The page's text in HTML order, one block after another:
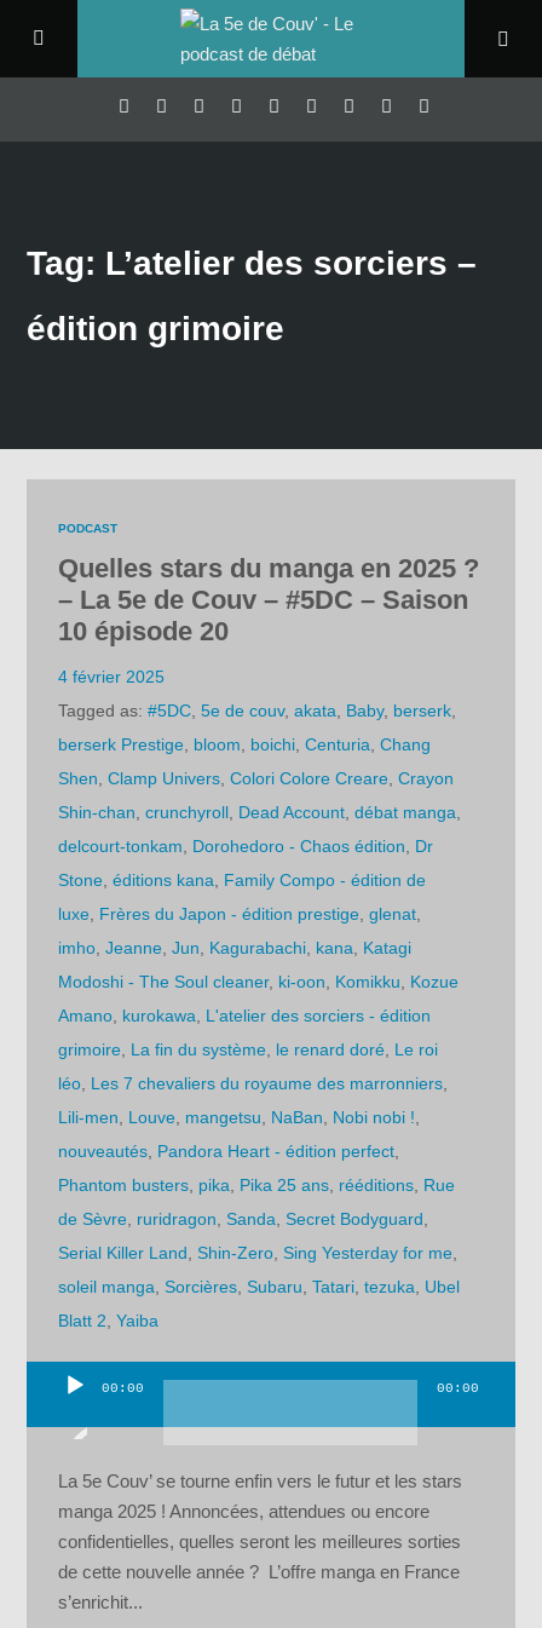
Tag: L’atelier des sorciers –
édition grimoire
PODCAST
Quelles stars du manga en 2025 ?
– La 5e de Couv – #5DC – Saison
10 épisode 20
4 février 2025
Tagged as:#5DC ,5e de couv,akata Baby, berserk
berserk Prestige bloom boichi ,Centuria ,Chang
Shen ,Clamp Univers ,Colori Colore Creare ,Crayon
Shin-chan ,crunchyroll Dead Account ,débat manga
delcourt-tonkam
Dorohedoro - Chaos édition
Dr
Stone ,éditions kana
Family Compo - édition de
luxe Frères du Japon - édition prestige ,glenat
imho ,Jeanne ,Jun Kagurabachi kana
Katagi
Modoshi - The Soul cleaner, ki-oon Komikku
Kozue
Amano kurokawa
L'atelier des sorciers - édition
grimoire La fin du système le renard doré Le roi
léo Les 7 chevaliers du royaume des marronniers
Lili-men
Louve mangetsu NaBan Nobi nobi !
nouveautés Pandora Heart - édition perfect
Phantom busters pika Pika 25 ans rééditions Rue
de Sèvre ruridragon ,Sanda ,Secret Bodyguard
Serial Killer Land ,Shin-Zero ,Sing Yesterday for me
soleil manga ,Sorcières ,Subaru ,Tatari ,tezuka
Ubel
Blatt 2 ,Yaiba
00:00 00:00
La 5e Couv’ se tourne enfin vers le futur et les stars
manga 2025 ! Annoncées, attendues ou encore
confidentielles, quelles seront les meilleures sorties
de cette nouvelle année ? L’offre manga en France
s’enrichit...